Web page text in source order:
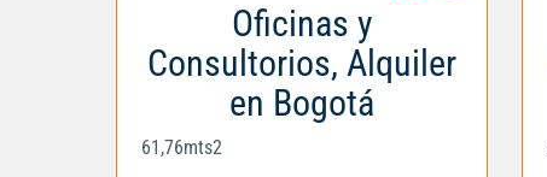
Oficinas y
Consultorios, Alquiler
en Bogotá
61,76mts2